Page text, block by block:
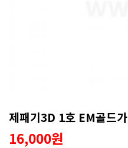
제패기3D 1호 EM골드
16,000원